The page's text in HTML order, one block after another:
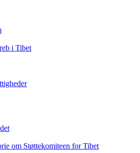
i Tibet
om Støttekomiteen for Tibet